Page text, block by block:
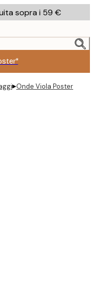
sopra i 59 €
▸Onde Viola Poster